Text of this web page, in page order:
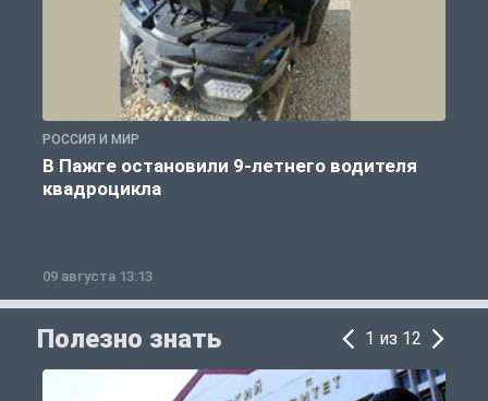
РОССИЯ И МИР
В Пажге остановили 9-летнего водителя
квадроцикла
09 августа 13:13
Полезно знать 1 из 12